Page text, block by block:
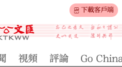
下載客戶端
視頻 評論 Go